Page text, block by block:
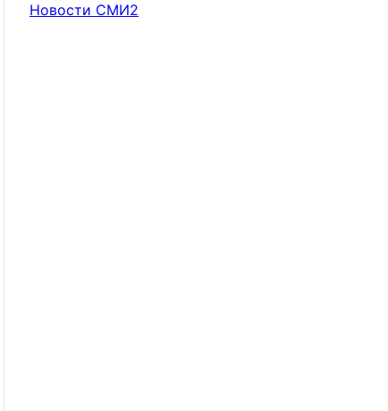
Новости СМИ2